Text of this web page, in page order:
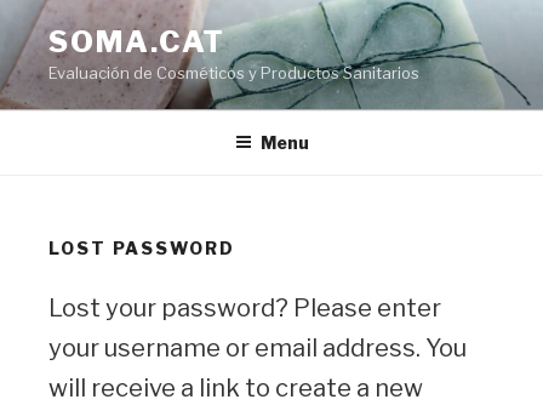
Skip
to
content
SOMA.CAT
Evaluación de Cosméticos y Productos Sanitarios
Menu
LOST PASSWORD
Lost your password? Please enter
your username or email address. You
will receive a link to create a new